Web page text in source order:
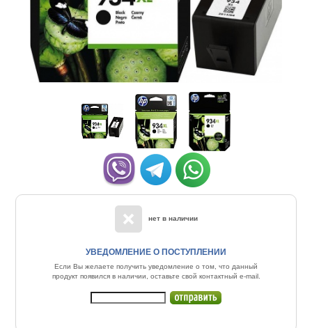
нет в наличии
УВЕДОМЛЕНИЕ О ПОСТУПЛЕНИИ
Если Вы желаете получить уведомление о том, что данный
продукт появился в наличии, оставьте свой контактный e-mail.